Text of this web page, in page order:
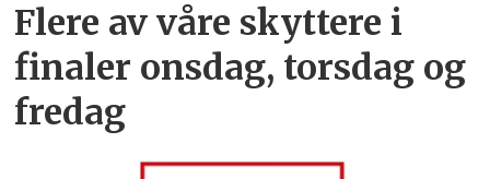
Flere av våre skyttere i
finaler onsdag, torsdag og
fredag